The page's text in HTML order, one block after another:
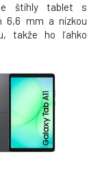
štíhly tablet s
6,6 mm a nízkou
takže ho ľahko
s veľkolepým
dostupný v troch
– Gray, Silver
a vyzerá rovnako
drží. Či už ces